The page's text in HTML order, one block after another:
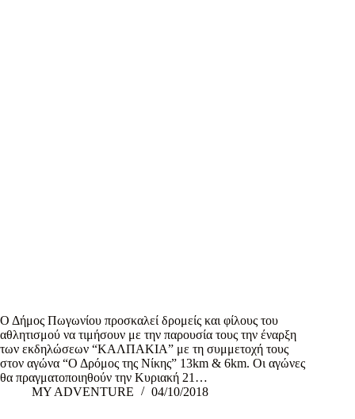
Ο Δήμος Πωγωνίου προσκαλεί δρομείς και φίλους του
αθλητισμού να τιμήσουν με την παρουσία τους την έναρξη
των εκδηλώσεων “ΚΑΛΠΑΚΙΑ” με τη συμμετοχή τους
στον αγώνα “Ο Δρόμος της Νίκης” 13km & 6km. Οι αγώνες
θα πραγματοποιηθούν την Κυριακή 21…
MY ADVENTURE
04/10/2018